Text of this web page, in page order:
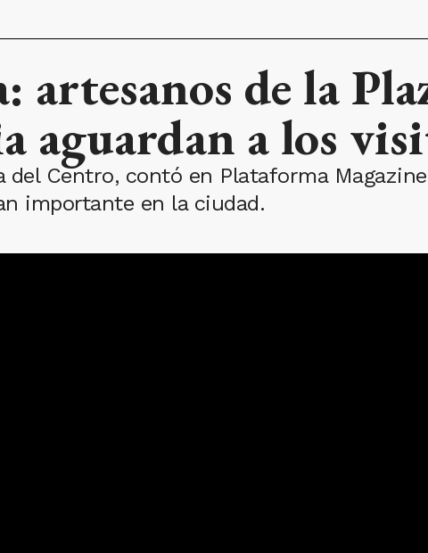
artesanos de la
aguardan a los
del Centro, contó en Plataforma
importante en la ciudad.